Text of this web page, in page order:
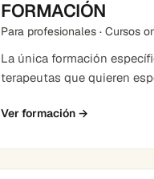
FORMACIÓN
Para profesionales · Cursos
La única formación
terapeutas que quieren
Ver formación →